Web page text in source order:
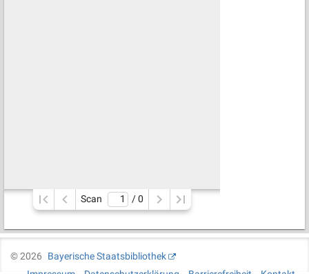
Scan / 0
©2026
Bayerische Staatsbibliothek